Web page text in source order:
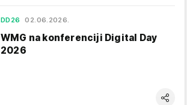
DD26 02.06.2026.
WMG na konferenciji Digital Day
2026